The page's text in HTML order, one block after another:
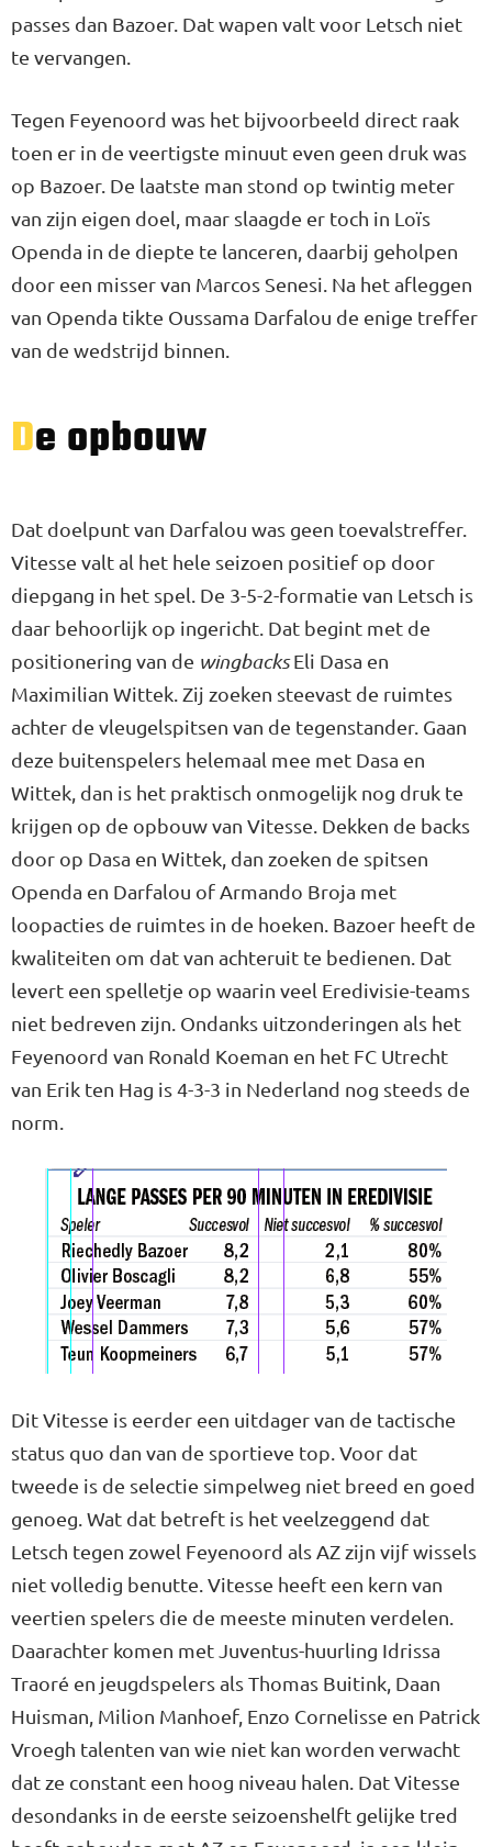
passes dan Bazoer. Dat wapen valt voor Letsch niet
te vervangen.
Tegen Feyenoord was het bijvoorbeeld direct raak
toen er in de veertigste minuut even geen druk was
op Bazoer. De laatste man stond op twintig meter
van zijn eigen doel, maar slaagde er toch in Loïs
Openda in de diepte te lanceren, daarbij geholpen
door een misser van Marcos Senesi. Na het afleggen
van Openda tikte Oussama Darfalou de enige treffer
van de wedstrijd binnen.
De opbouw
Dat doelpunt van Darfalou was geen toevalstreffer.
Vitesse valt al het hele seizoen positief op door
diepgang in het spel. De 3-5-2-formatie van Letsch is
daar behoorlijk op ingericht. Dat begint met de
positionering van de wingbacksEli Dasa en
Maximilian Wittek. Zij zoeken steevast de ruimtes
achter de vleugelspitsen van de tegenstander. Gaan
deze buitenspelers helemaal mee met Dasa en
Wittek, dan is het praktisch onmogelijk nog druk te
krijgen op de opbouw van Vitesse. Dekken de backs
door op Dasa en Wittek, dan zoeken de spitsen
Openda en Darfalou of Armando Broja met
loopacties de ruimtes in de hoeken. Bazoer heeft de
kwaliteiten om dat van achteruit te bedienen. Dat
levert een spelletje op waarin veel Eredivisie-teams
niet bedreven zijn. Ondanks uitzonderingen als het
Feyenoord van Ronald Koeman en het FC Utrecht
van Erik ten Hag is 4-3-3 in Nederland nog steeds de
norm.
Dit Vitesse is eerder een uitdager van de tactische
status quo dan van de sportieve top. Voor dat
tweede is de selectie simpelweg niet breed en goed
genoeg. Wat dat betreft is het veelzeggend dat
Letsch tegen zowel Feyenoord als AZ zijn vijf wissels
niet volledig benutte. Vitesse heeft een kern van
veertien spelers die de meeste minuten verdelen.
Daarachter komen met Juventus-huurling Idrissa
Traoré en jeugdspelers als Thomas Buitink, Daan
Huisman, Milion Manhoef, Enzo Cornelisse en Patrick
Vroegh talenten van wie niet kan worden verwacht
dat ze constant een hoog niveau halen. Dat Vitesse
desondanks in de eerste seizoenshelft gelijke tred